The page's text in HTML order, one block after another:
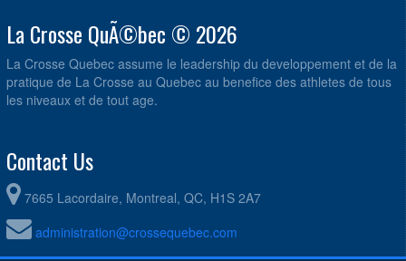
La Crosse QuÃ©bec © 2026
La Crosse Quebec assume le leadership du developpement et de la
pratique de La Crosse au Quebec au benefice des athletes de tous
les niveaux et de tout age.
Contact Us
7665 Lacordaire, Montreal, QC, H1S 2A7
administration@crossequebec.com